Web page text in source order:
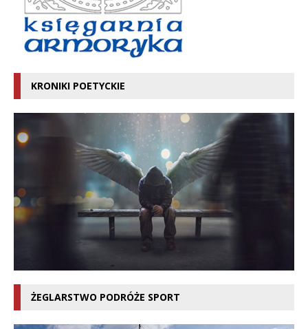
KRONIKI POETYCKIE
ŻEGLARSTWO PODRÓŻE SPORT